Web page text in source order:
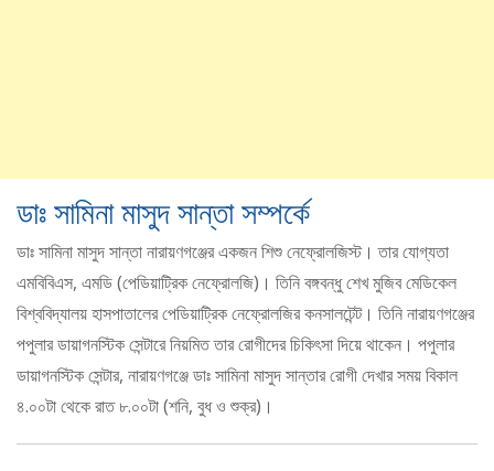
ডাঃ সামিনা মাসুদ সান্তা সম্পর্কে
ডাঃ সামিনা মাসুদ সান্তা নারায়ণগঞ্জের একজন শিশু নেফ্রোলজিস্ট। তার যোগ্যতা
এমবিবিএস, এমডি (পেডিয়াট্রিক নেফ্রোলজি)। তিনি বঙ্গবন্ধু শেখ মুজিব মেডিকেল
বিশ্ববিদ্যালয় হাসপাতালের পেডিয়াট্রিক নেফ্রোলজির কনসালটেন্ট। তিনি নারায়ণগঞ্জের
পপুলার ডায়াগনস্টিক সেন্টারে নিয়মিত তার রোগীদের চিকিৎসা দিয়ে থাকেন। পপুলার
ডায়াগনস্টিক সেন্টার, নারায়ণগঞ্জে ডাঃ সামিনা মাসুদ সান্তার রোগী দেখার সময় বিকাল
৪.০০টা থেকে রাত ৮.০০টা (শনি, বুধ ও শুক্র)।